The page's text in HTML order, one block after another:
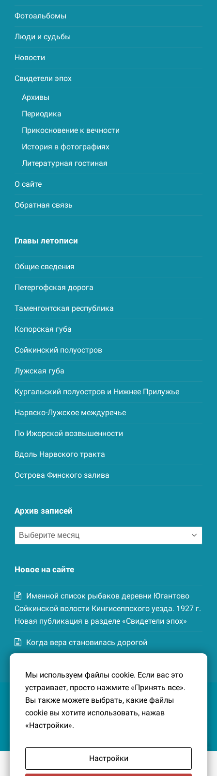
Фотоальбомы
Люди и судьбы
Новости
Свидетели эпох
Архивы
Периодика
Прикосновение к вечности
История в фотографиях
Литературная гостиная
О сайте
Обратная связь
Главы летописи
Общие сведения
Петергофская дорога
Таменгонтская республика
Копорская губа
Сойкинский полуостров
Лужская губа
Кургальский полуостров и Нижнее Прилужье
Нарвско-Лужское междуречье
По Ижорской возвышенности
Вдоль Нарвского тракта
Острова Финского залива
Архив записей
Архив
записей
Новое на сайте
Именной список рыбаков деревни Югантово
Сойкинской волости Кингисеппского уезда. 1927 г.
Новая публикация в разделе «Свидетели эпох»
Когда вера становилась дорогой
Котельской волости Кингисеппского уезда. 1926-
27 гг. Новая публикация в разделе «Свидетели
эпох»
© 2016-2026
– Кусочек
Мы используем файлы cookie. Если вас это
устраивает, просто нажмите «Принять все».
Вы также можете выбрать, какие файлы
cookie вы хотите использовать, нажав
«Настройки».
Настройки